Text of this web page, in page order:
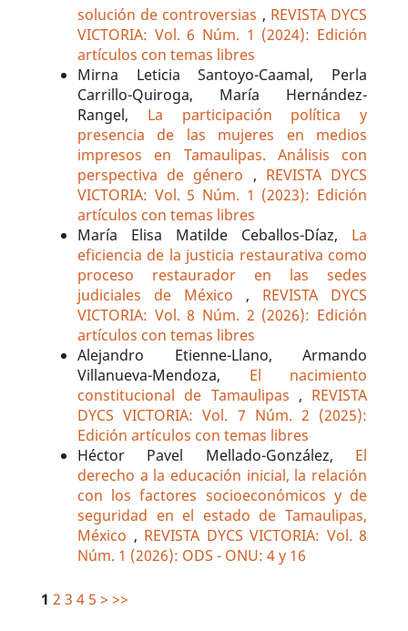
solución de controversias , REVISTA DYCS
VICTORIA: Vol. 6 Núm. 1 (2024): Edición
artículos con temas libres
Mirna Leticia Santoyo-Caamal, Perla
Carrillo-Quiroga, María Hernández-
Rangel, La participación política y
presencia de las mujeres en medios
impresos en Tamaulipas. Análisis con
perspectiva de género , REVISTA DYCS
VICTORIA: Vol. 5 Núm. 1 (2023): Edición
artículos con temas libres
María Elisa Matilde Ceballos-Díaz, La
eficiencia de la justicia restaurativa como
proceso restaurador en las sedes
judiciales de México , REVISTA DYCS
VICTORIA: Vol. 8 Núm. 2 (2026): Edición
artículos con temas libres
Alejandro Etienne-Llano, Armando
Villanueva-Mendoza, El nacimiento
constitucional de Tamaulipas , REVISTA
DYCS VICTORIA: Vol. 7 Núm. 2 (2025):
Edición artículos con temas libres
Héctor Pavel Mellado-González, El
derecho a la educación inicial, la relación
con los factores socioeconómicos y de
seguridad en el estado de Tamaulipas,
México , REVISTA DYCS VICTORIA: Vol. 8
Núm. 1 (2026): ODS - ONU: 4 y 16
1 2 3 4 5 > >>